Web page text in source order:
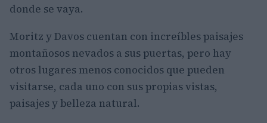
donde se vaya.
Moritz y Davos cuentan con increíbles paisajes
montañosos nevados a sus puertas, pero hay
otros lugares menos conocidos que pueden
visitarse, cada uno con sus propias vistas,
paisajes y belleza natural.